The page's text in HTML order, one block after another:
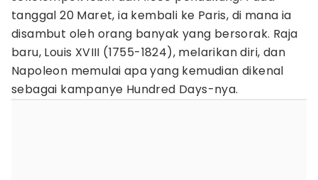
tanggal 20 Maret, ia kembali ke Paris, di mana ia
disambut oleh orang banyak yang bersorak. Raja
baru, Louis XVIII (1755-1824), melarikan diri, dan
Napoleon memulai apa yang kemudian dikenal
sebagai kampanye Hundred Days-nya.